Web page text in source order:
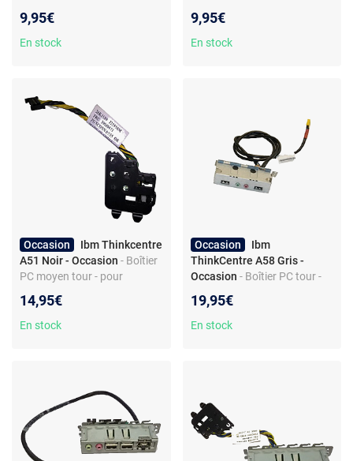
LED RGB
9,95€
En stock
de bureau - façade USB et
audio - métal et plastique -
9,95€
En stock
Occasion
Ibm Thinkcentre
A51 Noir - Occasion - Boîtier
PC moyen tour - pour
plastique et métal -
connecteur HE-10
14,95€
En stock
Occasion
Ibm
ThinkCentre A58 Gris -
Occasion - Boîtier PC tour -
prises audio façade
19,95€
En stock